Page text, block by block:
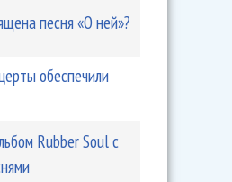
песня «О ней»?
обеспечили
Rubber Soul с